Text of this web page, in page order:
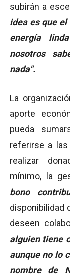
subirán a
idea es que
energía
nosotros
nada".
La
aporte
pueda
referirse a
realizar
mínimo, la
bono
disponibilidad
deseen
alguien tiene
aunque no lo
nombre de